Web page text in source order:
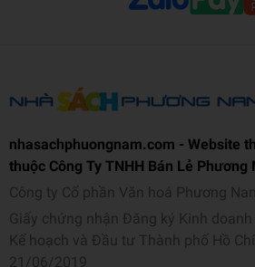
nhasachphuongnam.com - Website
thuộc Công Ty TNHH Bán Lẻ Phương
Công ty Cổ phần Văn hoá Phương
Giấy chứng nhận Đăng ký Kinh
Kế hoạch và Đầu tư Thành phố Hồ
21/06/2019